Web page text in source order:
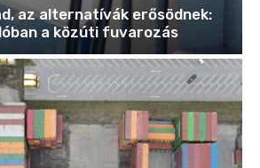
az alternatívák erősödnek:
a közúti fuvarozás